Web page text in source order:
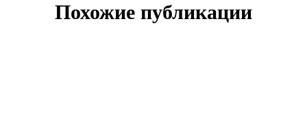
Похожие публикации